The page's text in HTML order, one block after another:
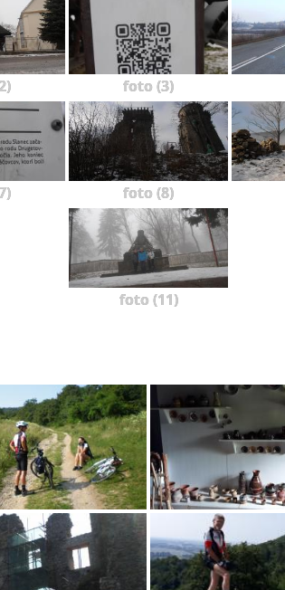
foto (3)
foto (8)
foto (11)